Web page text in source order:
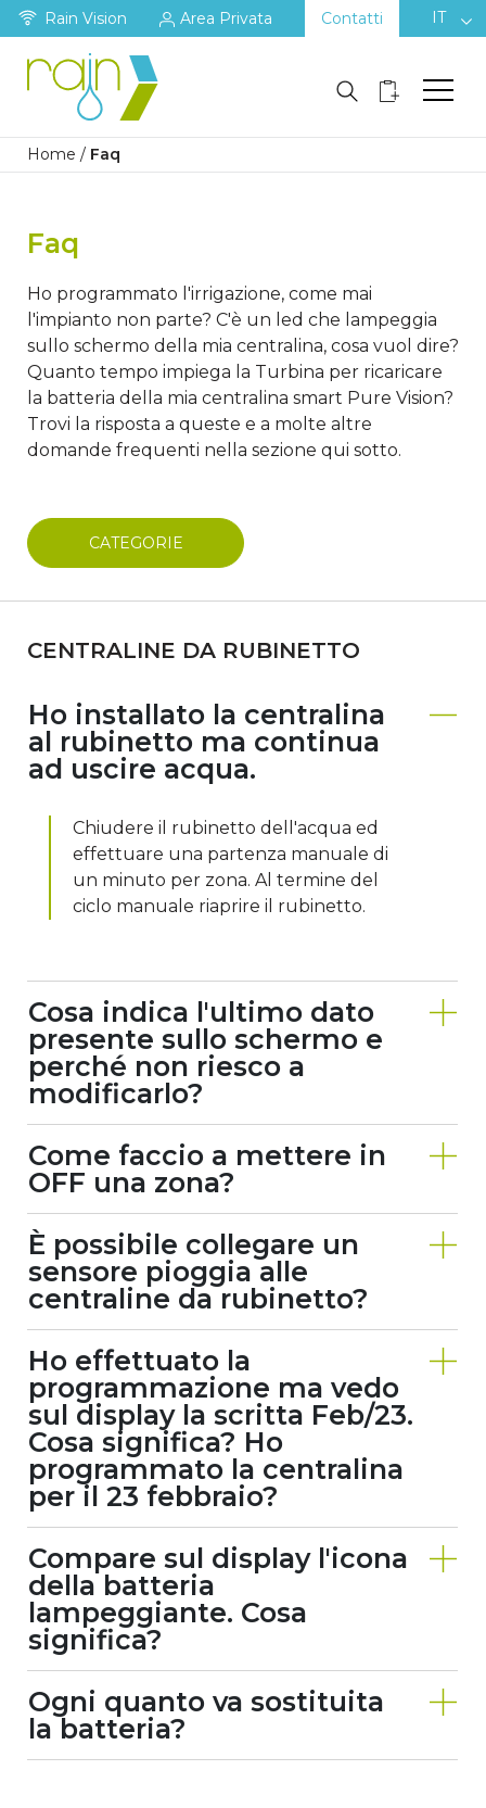
Rain Vision Area Privata Contatti IT
Home / Faq
Faq
Ho programmato l'irrigazione, come mai
l'impianto non parte? C'è un led che lampeggia
sullo schermo della mia centralina, cosa vuol dire?
Quanto tempo impiega la Turbina per ricaricare
la batteria della mia centralina smart Pure Vision?
Trovi la risposta a queste e a molte altre
domande frequenti nella sezione qui sotto.
CATEGORIE
CENTRALINE DA RUBINETTO
Ho installato la centralina
al rubinetto ma continua
ad uscire acqua.
Chiudere il rubinetto dell'acqua ed
effettuare una partenza manuale di
un minuto per zona. Al termine del
ciclo manuale riaprire il rubinetto.
Cosa indica l'ultimo dato
presente sullo schermo e
perché non riesco a
modificarlo?
Come faccio a mettere in
OFF una zona?
È possibile collegare un
sensore pioggia alle
centraline da rubinetto?
Ho effettuato la
programmazione ma vedo
sul display la scritta Feb/23.
Cosa significa? Ho
programmato la centralina
per il 23 febbraio?
Compare sul display l'icona
della batteria
lampeggiante. Cosa
significa?
Ogni quanto va sostituita
la batteria?